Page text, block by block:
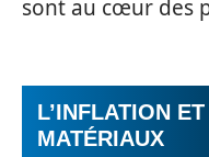
sont au cœur des
L’INFLATION
MATÉRIAUX